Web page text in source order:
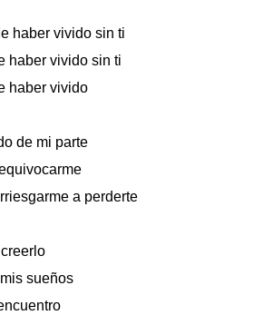
haber vivido sin ti
haber vivido sin ti
haber vivido
de mi parte
a perderte
sueños